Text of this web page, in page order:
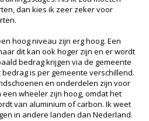
dan kies ik zeer zeker voor
hoog niveau zijn erg hoog. Een
dit kan ook hoger zijn en er wordt
bedrag krijgen via de gemeente
is per gemeente verschillend.
en onderdelen zijn voor
wheeler zijn hoog, omdat het
van aluminium of carbon. Ik weet
in andere landen dan Nederland.